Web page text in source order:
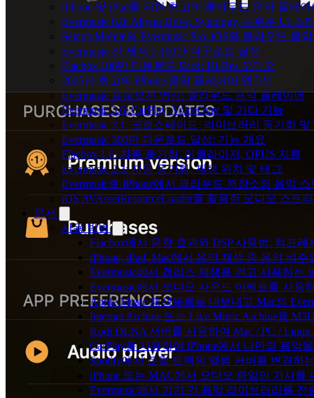
iPhone 및 iPad를 위한 최고의 클라우드 음악 플레이
Evermusic 6.8: Aliyun Drive, Synology, 새로운 UI 스
Setapp Mobile의 Evermusic Pro: iOS용 클라우드 음악
Evermusic 전 세계 1,100만 다운로드 달성
Flacbox 100만 다운로드 달성: Hi-Res 오디오
2025년 최고의 iPhone 음악 플레이어 앱 5선
Evermusic 프로모션 영상: 클라우드 음악 플레이어
Evermusic 3.6: CarPlay, VoiceOver 및 기타 기능
Evermusic 3.1: 크로스페이드, 라이브러리 동기화 및
Evermusic 300만 다운로드 달성: 기능 개요
Flacbox 1.6: 자동 동기화, 이퀄라이저, OPUS 지원
Evermusic 2.3: 자동 동기화, 재생 위치 및 태그
Evermusic로 iPhone에서 클라우드 저장소의 음악
iOS AVAssetResourceLoader를 활용한 오디오 스트
문서
사용 방법
Flacbox에서 음향 효과와 DSP 사용법: 컴프
iPhone, iPad, Mac에서 음악 재생 중 음악 비
Evermusic에서 갭리스 재생을 켜고 사용하는
Evermusic에서 오디오 사운드 이펙트를 사
Apple Music 재생목록을 내보내고 Mac의
Internet Archive 또는 Live Music Archive용
Kodi DLNA 서버를 사용하여 Mac / PC /
CarPlay를 사용하여 iPhone에서 나만의 음악
Spotify에서 로컬 트랙의 앨범 커버를 변경하
iPhone 또는 MAC에서 오디오 파일의 가사를
Evermusic에서 기기 간 음악 라이브러리를